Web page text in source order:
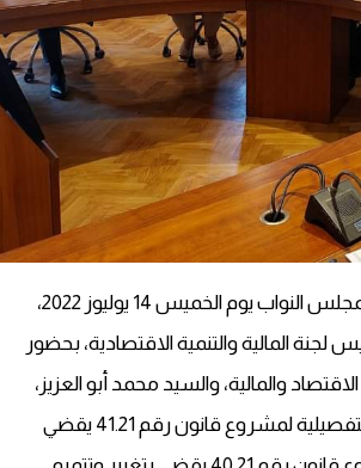
عقدت اللجنة الفرعية المنبثقة عن لجنة المالية والتنمية الاقتصادية بمجلس النواب يوم الخميس 14 يوليوز 2022،
لجنة المالية والتنمية الاقتصادية، بحضور
والمالية، والسيد محمد أبو العزيز،
الأمين العام لمجلس المنافسة، وذلك لتعميق النقاش حول المواد التفصيلية لمشروع قانون رقم 41.21 يقضي